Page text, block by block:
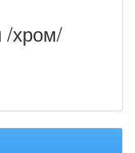
/хром/